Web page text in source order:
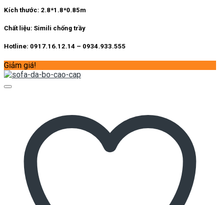
là:
Kích thước: 2.8*1.8*0.85m
Chất liệu: Simili chống trầy
Hotline: 0917.16.12.14 – 0934.933.555
Giảm giá!